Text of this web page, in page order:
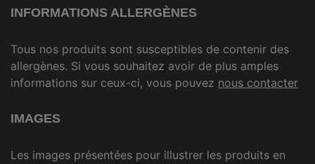
INFORMATIONS ALLERGÈNES
Tous nos produits sont susceptibles de contenir des
allergènes. Si vous souhaitez avoir de plus amples
informations sur ceux-ci, vous pouvez nous contacter
IMAGES
Les images présentées pour illustrer les produits en